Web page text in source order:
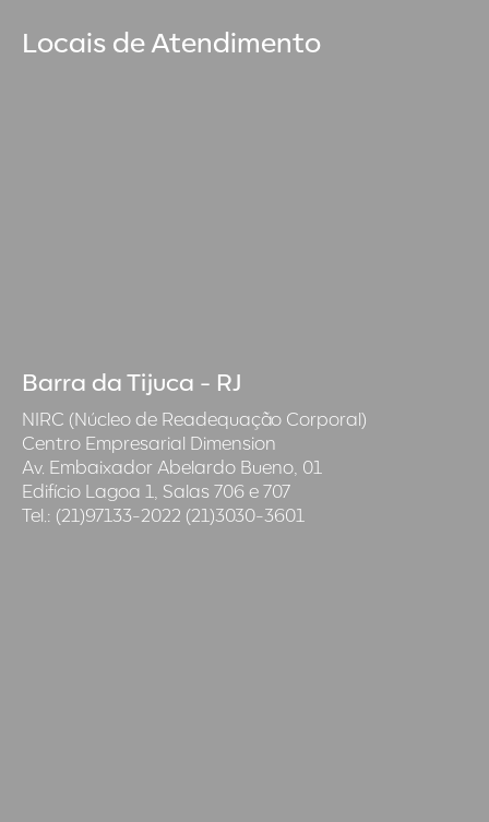
Locais de Atendimento
Barra da Tijuca - RJ
NIRC (Núcleo de Readequação Corporal)
Centro Empresarial Dimension
Av. Embaixador Abelardo Bueno, 01
Edifício Lagoa 1, Salas 706 e 707
Tel.: (21)97133-2022 (21)3030-3601